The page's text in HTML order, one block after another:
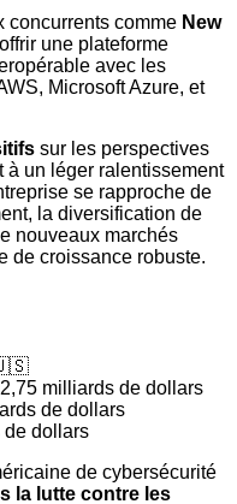
concurrents comme New
une plateforme
avec les
Microsoft Azure, et
sur les perspectives
à un léger ralentissement
se rapproche de
la diversification de
nouveaux marchés
de croissance robuste.
🇺🇸
milliards de dollars
de dollars
dollars
de cybersécurité
la lutte contre les